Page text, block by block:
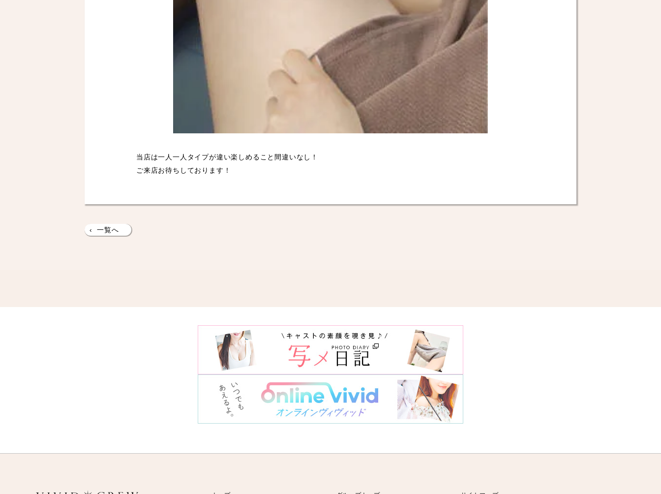
当店は一人一人タイプが違い楽しめること間違いなし！
ご来店お待ちしております！
‹ 一覧へ